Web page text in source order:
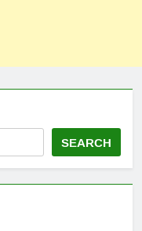
SEARCH